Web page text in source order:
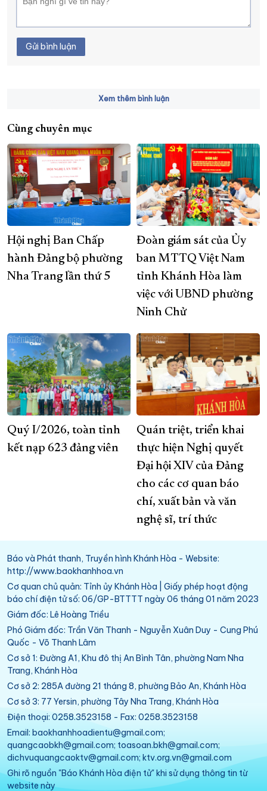
Gửi bình luận
Xem thêm bình luận
Cùng chuyên mục
Hội nghị Ban Chấp
hành Đảng bộ phường
Nha Trang lần thứ 5
Đoàn giám sát của Ủy
ban MTTQ Việt Nam
tỉnh Khánh Hòa làm
việc với UBND phường
Ninh Chử
Quý I/2026, toàn tỉnh
kết nạp 623 đảng viên
Quán triệt, triển khai
thực hiện Nghị quyết
Đại hội XIV của Đảng
cho các cơ quan báo
chí, xuất bản và văn
nghệ sĩ, trí thức
Báo và Phát thanh, Truyền hình Khánh Hòa - Website:
http://www.baokhanhhoa.vn
Cơ quan chủ quản: Tỉnh ủy Khánh Hòa | Giấy phép hoạt động
báo chí điện tử số: 06/GP-BTTTT ngày 06 tháng 01 năm 2023
Giám đốc: Lê Hoàng Triều
Phó Giám đốc: Trần Văn Thanh - Nguyễn Xuân Duy - Cung Phú
Quốc - Võ Thanh Lâm
Cơ sở 1: Đường A1, Khu đô thị An Bình Tân, phường Nam Nha
Trang, Khánh Hòa
Cơ sở 2: 285A đường 21 tháng 8, phường Bảo An, Khánh Hòa
Cơ sở 3: 77 Yersin, phường Tây Nha Trang, Khánh Hòa
Điện thoại: 0258.3523158 - Fax: 0258.3523158
Email: baokhanhhoadientu@gmail.com;
quangcaobkh@gmail.com; toasoan.bkh@gmail.com;
dichvuquangcaoktv@gmail.com; ktv.org.vn@gmail.com
Ghi rõ nguồn "Báo Khánh Hòa điện tử" khi sử dụng thông tin từ
website này